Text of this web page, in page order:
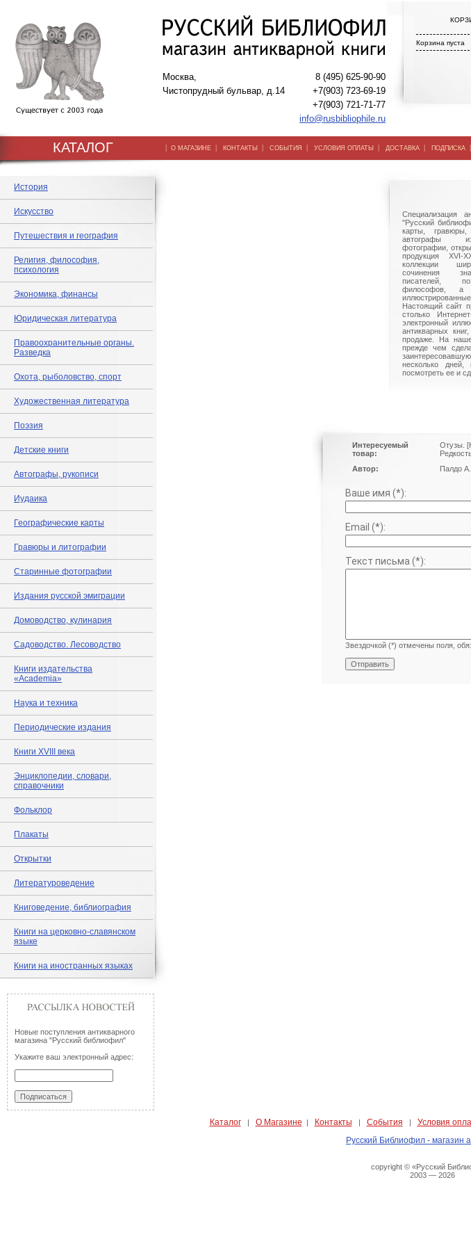
Москва,
Чистопрудный бульвар, д.14
8 (495) 625-90-90
+7(903) 723-69-19
+7(903) 721-71-77
info@rusbibliophile.ru
Корзина пуста
КАТАЛОГ | О МАГАЗИНЕ | КОНТАКТЫ | СОБЫТИЯ | УСЛОВИЯ ОПЛАТЫ | ДОСТАВКА | ПОДПИСКА
История
Искусство
Путешествия и география
Религия, философия,
психология
Экономика, финансы
Юридическая литература
Правоохранительные органы.
Разведка
Охота, рыболовство, спорт
Художественная литература
Поэзия
Детские книги
Автографы, рукописи
Иудаика
Географические карты
Гравюры и литографии
Старинные фотографии
Издания русской эмиграции
Домоводство, кулинария
Садоводство. Лесоводство
Книги издательства
«Academia»
Наука и техника
Периодические издания
Книги XVIII века
Энциклопедии, словари,
справочники
Фольклор
Плакаты
Открытки
Литературоведение
Книговедение, библиография
Книги на церковно-славянском
языке
Книги на иностранных языках
Новые поступления антикварного
магазина "Русский библиофил"
Укажите ваш электронный адрес:
Специализация
"Русский
карты, гравюры,
автографы
фотографии,
продукция
коллекции
сочинения
писателей,
философов, а
Настоящий сайт
столько
электронный
антикварных
продаже. На
прежде чем
несколько дней,
посмотреть ее и
Интересуемый
товар:
Отузы.
Автор:
Палдо
Ваше имя (*):
Email (*):
Текст письма (*):
Звездочкой (*) отмечены поля,
Каталог| О Магазине | Контакты | События | Условия
Русский Библиофил - магазин
copyright © «Русский
2003 — 2026